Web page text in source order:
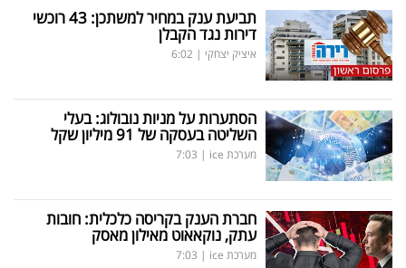
תביעת ענק במחיר למשתכן: 43 רוכשי
דירות נגד הקבלן
איציק יצחקי |
6:02
הסתערות על מניות נובולוג: בעלי
השליטה בעסקה של 91 מיליון שקל
מערכת ice |
7:03
חברת הענק בקריסה כלכלית: חובות
עתק, נוקאאוט מאילון מאסק
מערכת ice |
7:03